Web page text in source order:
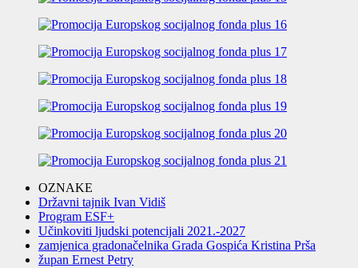
OZNAKE
Državni tajnik Ivan Vidiš
Program ESF+
Učinkoviti ljudski potencijali 2021.-2027
zamjenica gradonačelnika Grada Gospića Kristina Prša
župan Ernest Petry